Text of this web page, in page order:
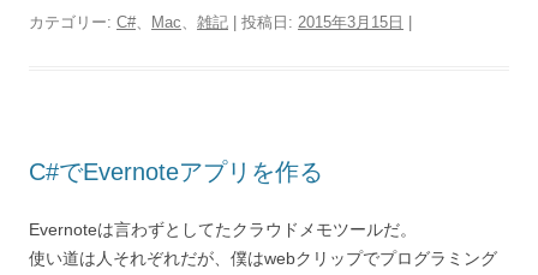
カテゴリー: C#、 Mac、 雑記 | 投稿日: 2015年3月15日
C#でEvernoteアプリを作る
Evernoteは言わずとしてたクラウドメモツールだ。
使い道は人それぞれだが、僕はwebクリップでプログラミング